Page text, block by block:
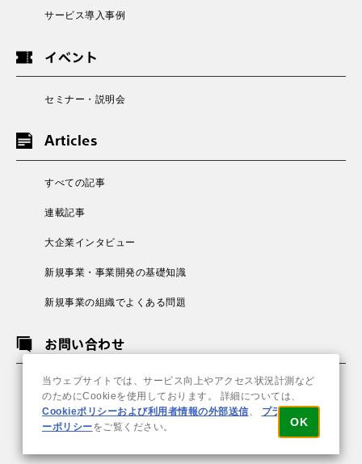
サービス導入事例
イベント
セミナー・説明会
Articles
すべての記事
連載記事
大企業インタビュー
新規事業・事業開発の基礎知識
新規事業の組織でよくある問題
お問い合わせ
FAQ/お問い合わせ
採用情報
当ウェブサイトでは、サービス向上やアクセス状況計測など
のためにCookieを使用しております。 詳細については、
Cookieポリシーおよび利用者情報の外部送信、
プライバシ
ーポリシーをご覧ください。 OK